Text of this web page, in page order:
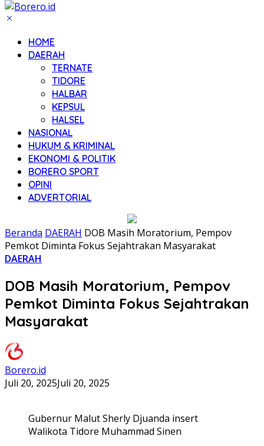
HOME
DAERAH
TERNATE
TIDORE
HALBAR
KEPSUL
HALSEL
NASIONAL
HUKUM & KRIMINAL
EKONOMI & POLITIK
BORERO SPORT
OPINI
ADVERTORIAL
Beranda DAERAH DOB Masih Moratorium, Pempov
Pemkot Diminta Fokus Sejahtrakan Masyarakat
DAERAH
DOB Masih Moratorium, Pempov
Pemkot Diminta Fokus Sejahtrakan
Masyarakat
Borero.id
Juli 20, 2025Juli 20, 2025
Gubernur Malut Sherly Djuanda insert
Walikota Tidore Muhammad Sinen